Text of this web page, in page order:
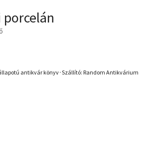
antikvár könyv･Szállító: Random Antikvárium